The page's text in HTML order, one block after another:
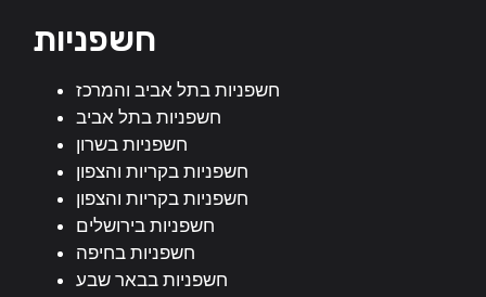
חשפניות
חשפניות בתל אביב והמרכז
חשפניות בתל אביב
חשפניות בשרון
חשפניות בקריות והצפון
חשפניות בקריות והצפון
חשפניות בירושלים
חשפניות בחיפה
חשפניות בבאר שבע